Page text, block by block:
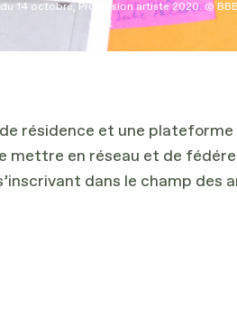
14 octobre, Profession artiste 2020. ©
d’art
résidence et une
mettre en réseau et de
dans le champ des